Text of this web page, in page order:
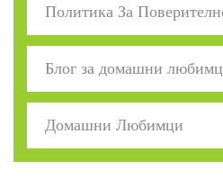
Политика За
Блог за домашни
Домашни Любимци